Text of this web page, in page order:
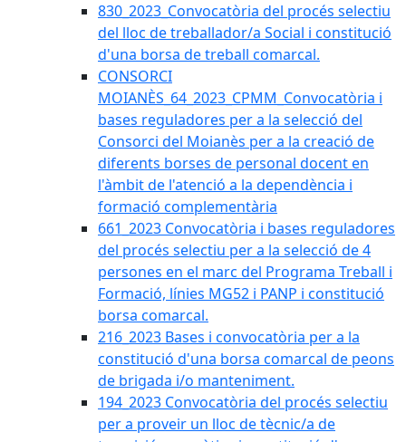
830_2023_Convocatòria del procés selectiu
del lloc de treballador/a Social i constitució
d'una borsa de treball comarcal.
CONSORCI
MOIANÈS_64_2023_CPMM_Convocatòria i
bases reguladores per a la selecció del
Consorci del Moianès per a la creació de
diferents borses de personal docent en
l'àmbit de l'atenció a la dependència i
formació complementària
661_2023 Convocatòria i bases reguladores
del procés selectiu per a la selecció de 4
persones en el marc del Programa Treball i
Formació, línies MG52 i PANP i constitució
borsa comarcal.
216_2023 Bases i convocatòria per a la
constitució d'una borsa comarcal de peons
de brigada i/o manteniment.
194_2023 Convocatòria del procés selectiu
per a proveir un lloc de tècnic/a de